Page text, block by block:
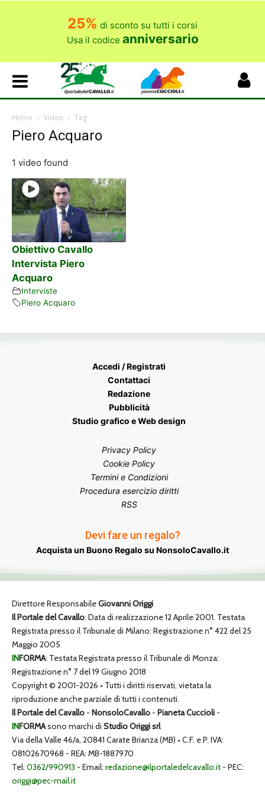
25% di sconto su tutti i corsi
Usa il codice anniversario
Home Video Tag
Piero Acquaro
1 video found
Obiettivo Cavallo
Intervista Piero
Acquaro
Interviste
Piero Acquaro
Accedi / Registrati
Contattaci
Redazione
Pubblicità
Studio grafico e Web design
Privacy Policy
Cookie Policy
Termini e Condizioni
Procedura esercizio diritti
RSS
Devi fare un regalo?
Acquista un Buono Regalo su NonsoloCavallo.it
Direttore ResponsabileGiovanni Origgi
Il Portale del Cavallo: Data di realizzazione 12 Aprile 2001. Testata
Registrata presso il Tribunale di Milano: Registrazione n° 422 del 25
Maggio 2005
INFORMA: Testata Registrata presso il Tribunale di Monza:
Registrazione n° 7 del 19 Giugno 2018
Copyright © 2001-2026 • Tutti i diritti riservati, vietata la
riproduzione anche parziale di tutti i contenuti.
Il Portale del Cavallo - NonsoloCavallo - Pianeta Cuccioli -
INFORMAsono marchi di Studio Origgi srl
Via della Valle 46/a, 20841 Carate Brianza (MB) • C.F. e P. IVA:
08102670968 - REA: MB-1887970
Tel: 0362/990913 - Email: redazione@ilportaledelcavallo.it - PEC:
origgi@pec-mail.it